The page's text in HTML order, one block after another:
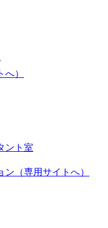
）
ント室
（専用サイトへ）